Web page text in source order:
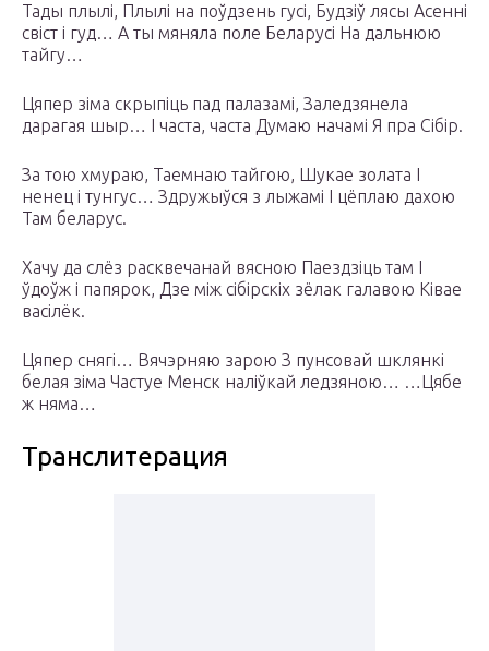
Тады плылі, Плылі на поўдзень гусі, Будзіў лясы Асенні
свіст і гуд… А ты мяняла поле Беларусі На дальнюю
тайгу…
Цяпер зіма скрыпіць пад палазамі, Заледзянела
дарагая шыр… І часта, часта Думаю начамі Я пра Сібір.
За тою хмураю, Таемнаю тайгою, Шукае золата І
ненец і тунгус… Здружыўся з лыжамі І цёплаю дахою
Там беларус.
Хачу да слёз расквечанай вясною Паездзіць там І
ўдоўж і папярок, Дзе між сібірскіх зёлак галавою Ківае
васілёк.
Цяпер снягі… Вячэрняю зарою З пунсовай шклянкі
белая зіма Частуе Менск наліўкай ледзяною… …Цябе
ж няма…
Транслитерация